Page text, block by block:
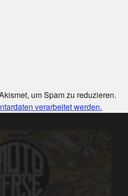
um Spam zu reduzieren.
verarbeitet werden.